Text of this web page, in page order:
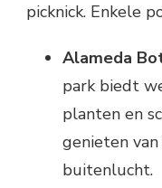
picknick. Enkele
Alameda
park biedt
planten en
genieten
buitenlucht.